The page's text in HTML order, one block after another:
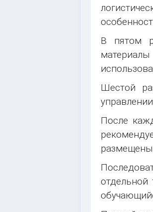
В пятом
Шестой
После
размещены
отдельной